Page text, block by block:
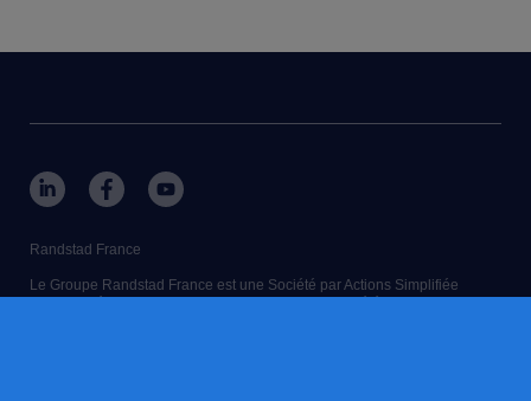
Randstad France
Le Groupe Randstad France est une Société par Actions Simplifiée